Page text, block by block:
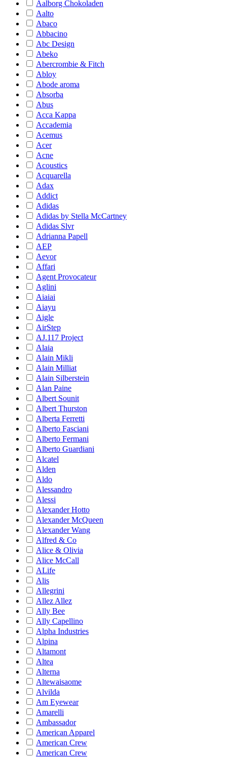
Aalborg Chokoladen
Aalto
Abaco
Abbacino
Abc Design
Abeko
Abercrombie & Fitch
Abloy
Abode aroma
Absorba
Abus
Acca Kappa
Accademia
Acemus
Acer
Acne
Acoustics
Acquarella
Adax
Addict
Adidas
Adidas by Stella McCartney
Adidas Slvr
Adrianna Papell
AEP
Aevor
Affari
Agent Provocateur
Aglini
Aiaiai
Aiayu
Aigle
AirStep
AJ.117 Project
Alaia
Alain Mikli
Alain Milliat
Alain Silberstein
Alan Paine
Albert Sounit
Albert Thurston
Alberta Ferretti
Alberto Fasciani
Alberto Fermani
Alberto Guardiani
Alcatel
Alden
Aldo
Alessandro
Alessi
Alexander Hotto
Alexander McQueen
Alexander Wang
Alfred & Co
Alice & Olivia
Alice McCall
ALife
Alis
Allegrini
Allez Allez
Ally Bee
Ally Capellino
Alpha Industries
Alpina
Altamont
Altea
Alterna
Altewaisaome
Alvilda
Am Eyewear
Amarelli
Ambassador
American Apparel
American Crew
American Crew